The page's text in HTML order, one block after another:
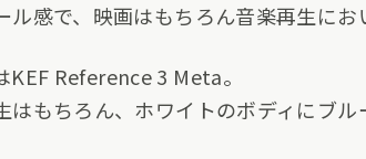
感で、映画はもちろん音楽再生にお
Reference 3 Meta。
はもちろん、ホワイトのボディにブ